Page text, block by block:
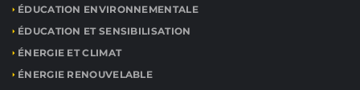
ÉDUCATION ENVIRONNEMENTALE
ÉDUCATION ET SENSIBILISATION
ÉNERGIE ET CLIMAT
ÉNERGIE RENOUVELABLE